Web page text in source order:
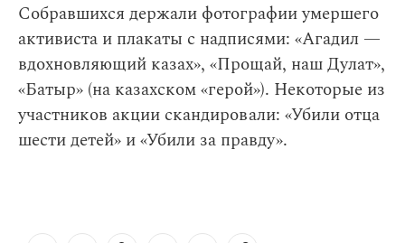
Собравшихся держали фотографии умершего
активиста и плакаты с надписями: «Агадил —
вдохновляющий казах», «Прощай, наш Дулат»,
«Батыр» (на казахском «герой»). Некоторые из
участников акции скандировали: «Убили отца
шести детей» и «Убили за правду».